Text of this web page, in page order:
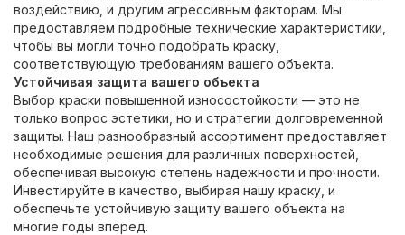
воздействию, и другим агрессивным факторам. Мы
предоставляем подробные технические характеристики,
чтобы вы могли точно подобрать краску,
соответствующую требованиям вашего объекта.
Устойчивая защита вашего объекта
Выбор краски повышенной износостойкости — это не
только вопрос эстетики, но и стратегии долговременной
защиты. Наш разнообразный ассортимент предоставляет
необходимые решения для различных поверхностей,
обеспечивая высокую степень надежности и прочности.
Инвестируйте в качество, выбирая нашу краску, и
обеспечьте устойчивую защиту вашего объекта на
многие годы вперед.